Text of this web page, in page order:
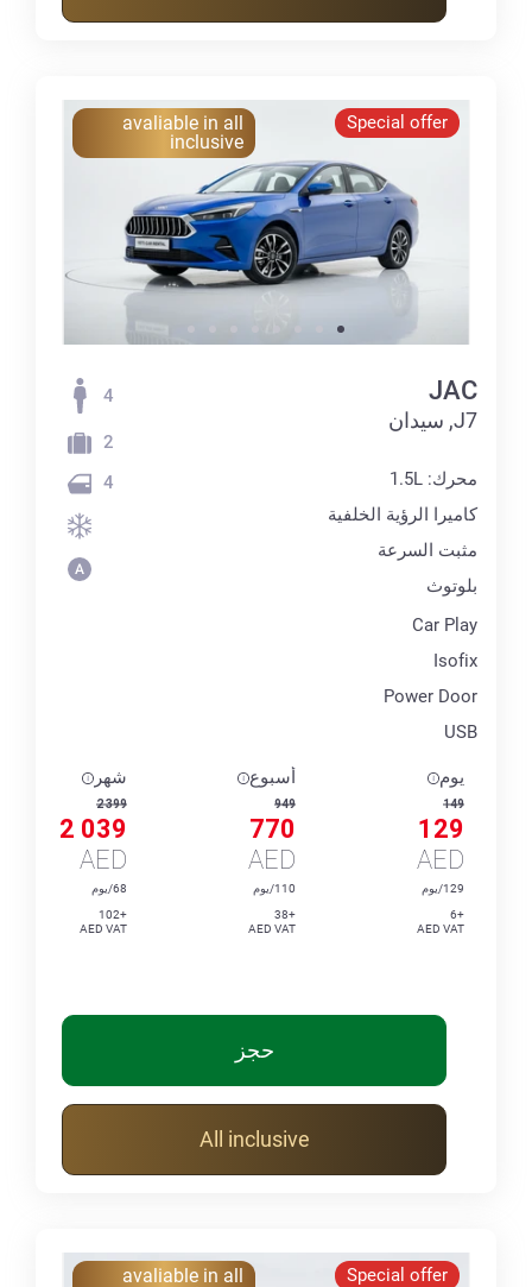
Special offer
avaliable in all
inclusive
JAC
J7, سيدان
محرك: 1.5L
كاميرا الرؤية الخلفية
مثبت السرعة
بلوتوث
Car Play
Isofix
Power Door
USB
4
2
4
يوم
149
129
AED
129/يوم
+6
AED VAT
أسبوع
949
770
AED
110/يوم
+38
AED VAT
شهر
2 399
2 039
AED
68/يوم
+102
AED VAT
حجز
All inclusive
Special offer
avaliable in all